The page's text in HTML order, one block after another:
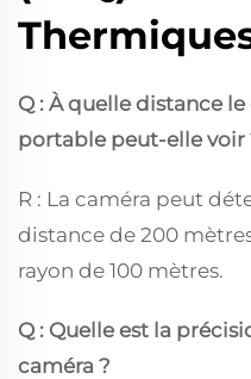
Q : À quelle distance
portable peut-elle voir
R : La caméra peut
distance de 200
rayon de 100 mètres.
Q : Quelle est la
caméra ?